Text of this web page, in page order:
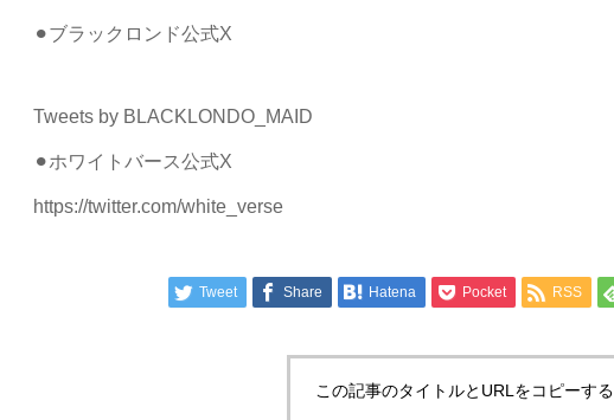
⚫︎ブラックロンド公式X
Tweets by BLACKLONDO_MAID
⚫︎ホワイトバース公式X
https://twitter.com/white_verse
Tweet Share Hatena Pocket RSS
この記事のタイトルとURLをコピーする